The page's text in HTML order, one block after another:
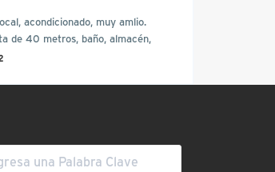
acondicionado, muy amlio.
de 40 metros, baño, almacén,